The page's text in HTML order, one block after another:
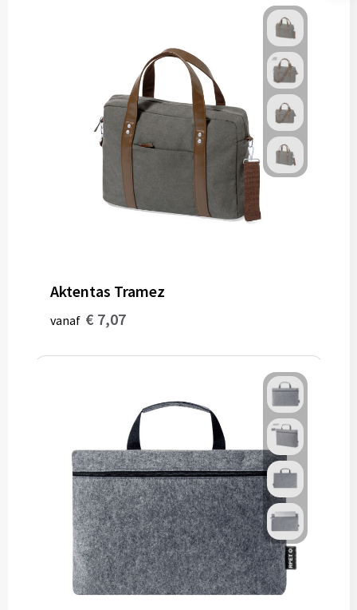
Aktentas Tramez
vanaf € 7,07